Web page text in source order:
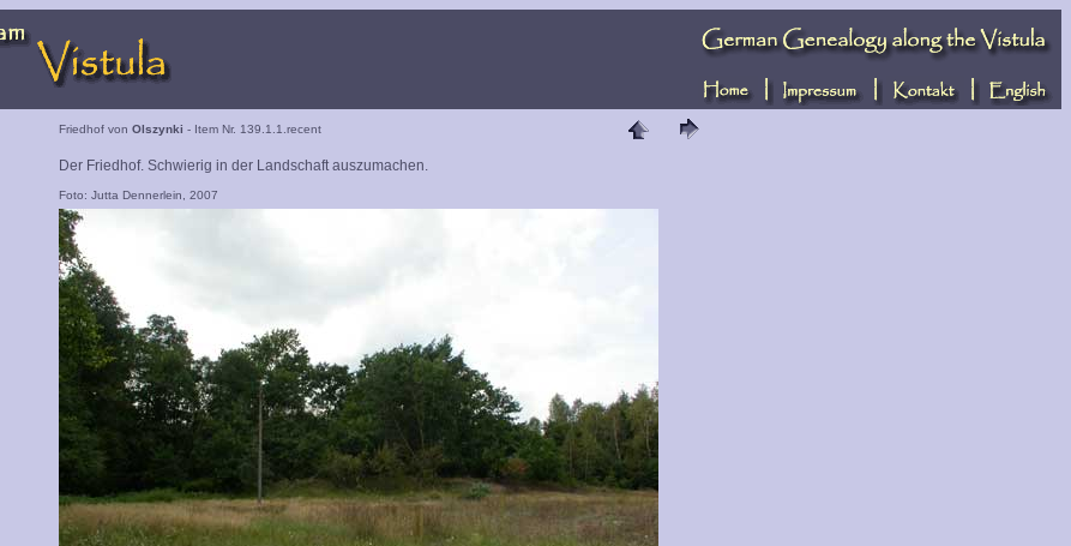
Friedhof von Olszynki - Item Nr. 139.1.1.recent
Der Friedhof. Schwierig in der Landschaft auszumachen.
Foto: Jutta Dennerlein, 2007